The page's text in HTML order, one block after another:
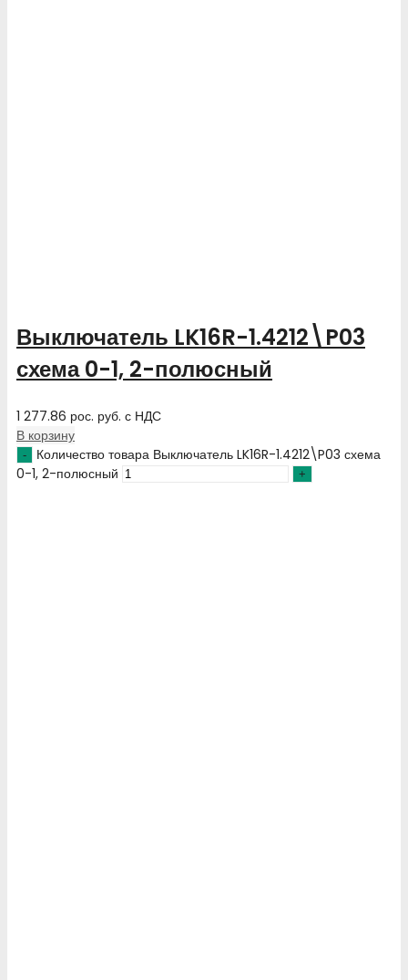
Выключатель LK16R-1.4212\P03
схема 0-1, 2-полюсный
1 277.86 рос. руб. с НДС
В корзину
Количество товара Выключатель LK16R-1.4212\P03 схема
0-1, 2-полюсный